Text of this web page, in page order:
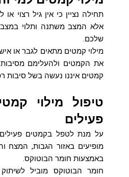
תחילה נציין כי אין גיל רצוי
אלא המצב משתנה ותלוי
שלכם.
מילוי קמטים מתאים לגבר או
את הקמטים ולהעלימם מסיבות
קמטים איננו נעשה בשל סיבות
טיפול מילוי
פעילים
על מנת לטפל בקמטים
מופיעים באזור הגבות, המצח
באמצעות חומר הבוטוקס.
חומר הבוטוקס מוביל